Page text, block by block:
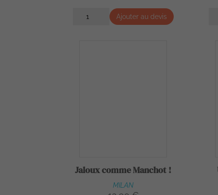
Ajouter au devis
Jaloux comme Manchot !
MILAN